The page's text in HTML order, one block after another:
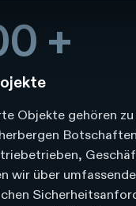
+
Objekte gehören
wir über